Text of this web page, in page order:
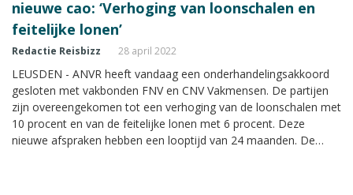
nieuwe cao: ‘Verhoging van loonschalen en
feitelijke lonen’
Redactie Reisbizz 28 april 2022
LEUSDEN - ANVR heeft vandaag een onderhandelingsakkoord
gesloten met vakbonden FNV en CNV Vakmensen. De partijen
zijn overeengekomen tot een verhoging van de loonschalen met
10 procent en van de feitelijke lonen met 6 procent. Deze
nieuwe afspraken hebben een looptijd van 24 maanden. De